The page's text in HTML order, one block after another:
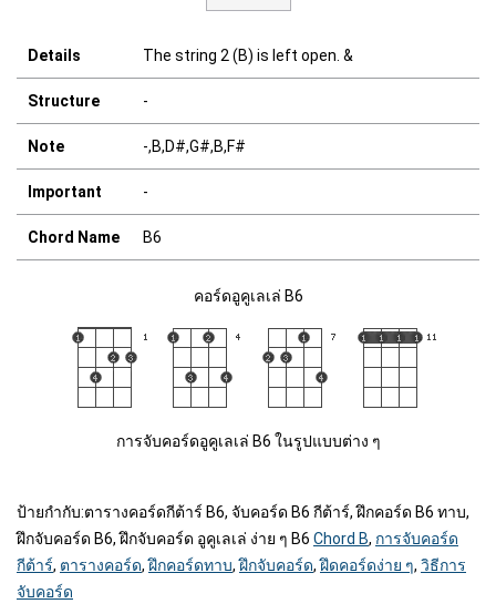
Details The string 2 (B) is left open. &
Structure -
Note -,B,D#,G#,B,F#
Important -
Chord Name B6
คอร์ดอูคูเลเล่ B6
การจับคอร์ดอูคูเลเล่ B6 ในรูปแบบต่าง ๆ
ป้ายกำกับ:ตารางคอร์ดกีต้าร์ B6, จับคอร์ด B6 กีต้าร์, ฝึกคอร์ด B6 ทาบ,
ฝึกจับคอร์ด B6, ฝึกจับคอร์ด อูคูเลเล่ ง่าย ๆ B6 Chord B, การจับคอร์ด
กีต้าร์, ตารางคอร์ด,ฝึกคอร์ดทาบ,ฝึกจับคอร์ด,ฝึดคอร์ดง่าย ๆ, วิธีการ
จับคอร์ด